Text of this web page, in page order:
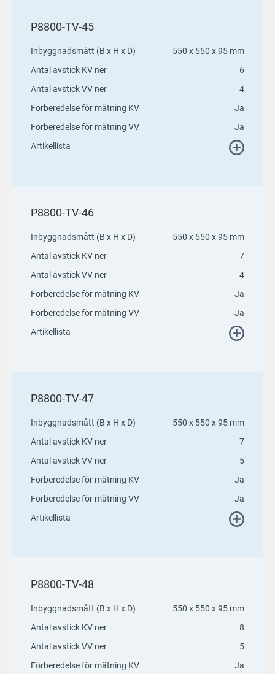
P8800-TV-45
Inbyggnadsmått (B x H x D)
550 x 550 x 95 mm
Antal avstick KV ner
6
Antal avstick VV ner
4
Förberedelse för mätning KV
Ja
Förberedelse för mätning VV
Ja
Artikellista
P8800-TV-46
Inbyggnadsmått (B x H x D)
550 x 550 x 95 mm
Antal avstick KV ner
7
Antal avstick VV ner
4
Förberedelse för mätning KV
Ja
Förberedelse för mätning VV
Ja
Artikellista
P8800-TV-47
Inbyggnadsmått (B x H x D)
550 x 550 x 95 mm
Antal avstick KV ner
7
Antal avstick VV ner
5
Förberedelse för mätning KV
Ja
Förberedelse för mätning VV
Ja
Artikellista
P8800-TV-48
Inbyggnadsmått (B x H x D)
550 x 550 x 95 mm
Antal avstick KV ner
8
Antal avstick VV ner
5
Förberedelse för mätning KV
Ja